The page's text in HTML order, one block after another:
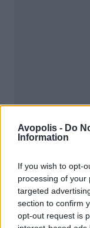
Avopolis - Do
Information
If you wish to opt-
processing of your
targeted
section to confirm
opt-out request is